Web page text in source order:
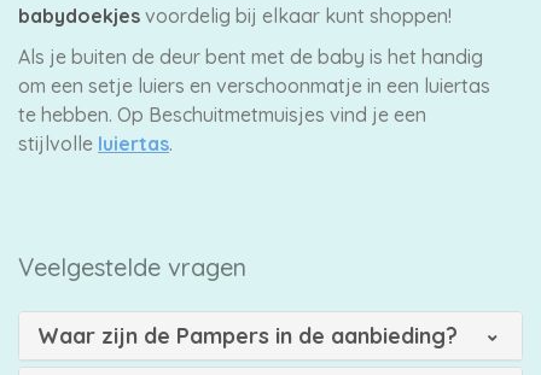
babydoekjes voordelig bij elkaar kunt shoppen!
Als je buiten de deur bent met de baby is het handig
om een setje luiers en verschoonmatje in een luiertas
te hebben. Op Beschuitmetmuisjes vind je een
stijlvolle luiertas.
Veelgestelde vragen
Waar zijn de Pampers in de aanbieding?